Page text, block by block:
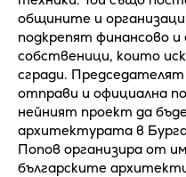
общините и
подкрепят финансово
собственици, които
сгради.
отправи и официална
нейният проект да
архитектурата в
Попов организира от
българските